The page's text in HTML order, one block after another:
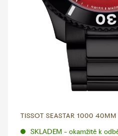
TISSOT SEASTAR 1000
SKLADEM - okamžitě k